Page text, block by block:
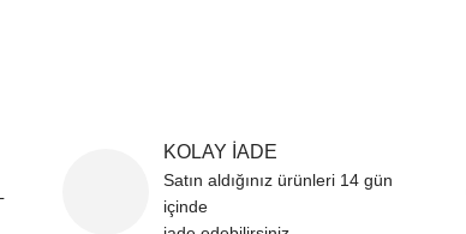
KOLAY İADE
Satın aldığınız ürünleri 14 gün
içinde